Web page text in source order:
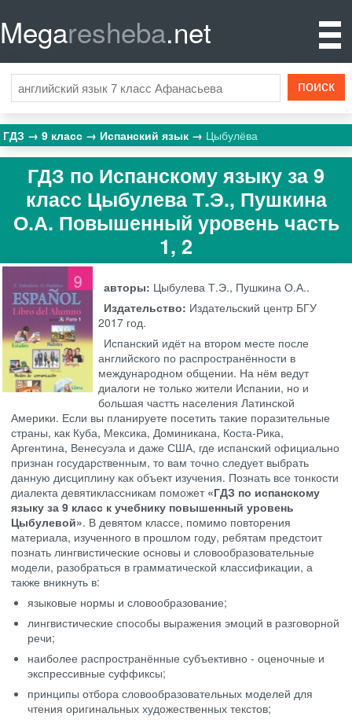
Megaresheba.net
ГДЗ 9 класс Испанский язык Цыбулёва
ГДЗ по Испанскому языку за 9
класс Цыбулева Т.Э., Пушкина
О.А. Повышенный уровень часть
1, 2
авторы: Цыбулева Т.Э., Пушкина О.А..
Издательство: Издательский центр БГУ
2017 год.
Испанский идёт на втором месте после
английского по распространённости в
международном общении. На нём ведут
диалоги не только жители Испании, но и
большая частть населения Латинской
Америки. Если вы планируете посетить такие поразительные
страны, как Куба, Мексика, Доминикана, Коста-Рика,
Аргентина, Венесуэла и даже США, где испанский официально
признан государственным, то вам точно следует выбрать
данную дисциплину как объект изучения. Познать все тонкости
диалекта девятиклассникам поможет «ГДЗ по испанскому
языку за 9 класс к учебнику повышенный уровень
Цыбулевой». В девятом классе, помимо повторения
материала, изученного в прошлом году, ребятам предстоит
познать лингвистические основы и словообразовательные
модели, разобраться в грамматической классификации, а
также вникнуть в:
языковые нормы и словообразование;
лингвистические способы выражения эмоций в разговорной
речи;
наиболее распространённые субъективно - оценочные и
экспрессивные суффиксы;
принципы отбора словообразовательных моделей для
чтения оригинальных художественных текстов;